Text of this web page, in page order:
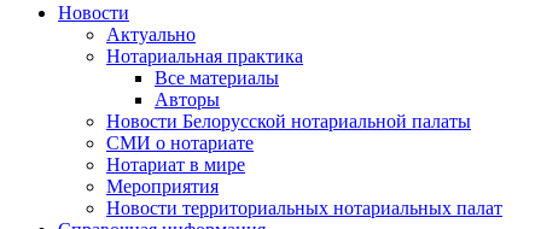
Новости
Актуально
Нотариальная практика
Все материалы
Авторы
Новости Белорусской нотариальной палаты
СМИ о нотариате
Нотариат в мире
Мероприятия
Новости территориальных нотариальных палат